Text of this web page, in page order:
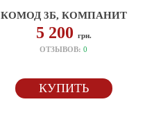
КОМОД 3Б, КОМПАНИТ
5 200 грн.
ОТЗЫВОВ:0
КУПИТЬ